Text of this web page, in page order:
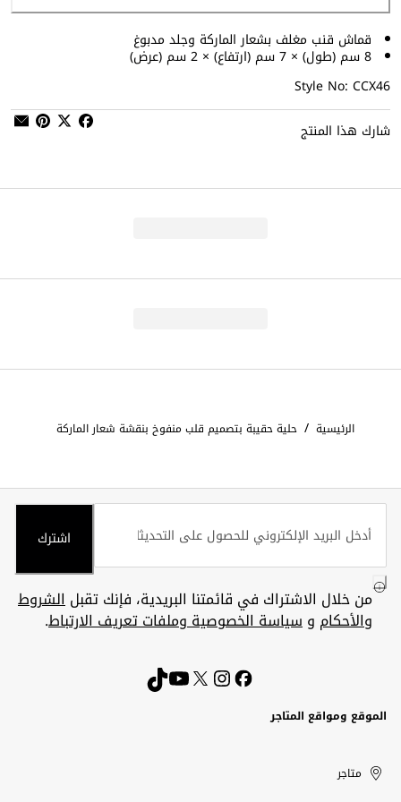
قماش قنب مغلف بشعار الماركة وجلد مدبوغ
8 سم (طول) × 7 سم (ارتفاع) × 2 سم (عرض)
Style No: CCX46
شارك هذا المنتج
الرئيسية / حلية حقيبة بتصميم قلب منفوخ بنقشة شعار الماركة
اشترك
من خلال الاشتراك في قائمتنا البريدية، فإنك تقبلالشروط
والأحكام وسياسة الخصوصية وملفات تعريف الارتباط.
الموقع ومواقع المتاجر
United
Arab
Kuwait
الإمارات
العربية
الكويت
متاجر